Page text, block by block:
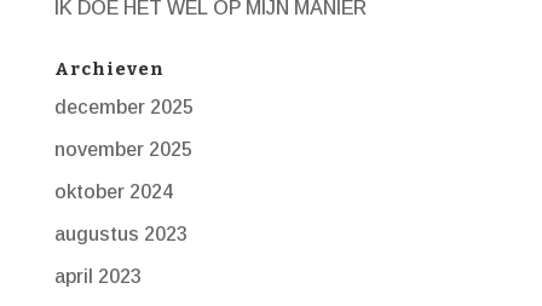
IK DOE HET WEL OP MIJN MANIER
Archieven
december 2025
november 2025
oktober 2024
augustus 2023
april 2023